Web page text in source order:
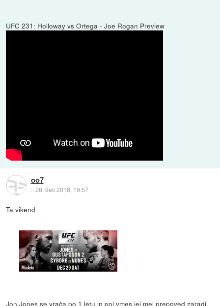
UFC 231: Holloway vs Ortega - Joe Rogan Preview
oo7
::28. dec 2018, 19:57
Ta vikend
Jon Jones se vrača po 1 letu in pol vmes jei mel prepoved zaradi